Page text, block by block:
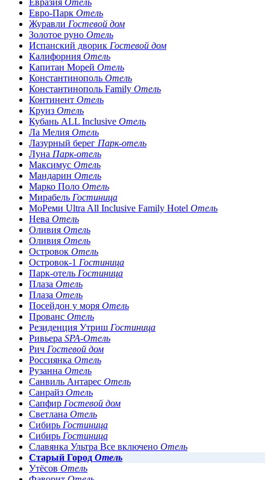
Евразия Отель
Евро-Парк Отель
Журавли Гостевой дом
Золотое руно Отель
Испанский дворик Гостевой дом
Калифорния Отель
Капитан Морей Отель
Константинополь Отель
Константинополь Family Отель
Континент Отель
Круиз Отель
Кубань ALL Inclusive Отель
Ла Мелия Отель
Лазурный берег Парк-отель
Луна Парк-отель
Максимус Отель
Мандарин Отель
Марко Поло Отель
Мирабель Гостиница
МоРеми Ultra All Inclusive Family Hotel Отель
Нева Отель
Оливия Отель
Оливия Отель
Островок Отель
Островок-1 Гостиница
Парк-отель Гостиница
Плаза Отель
Плаза Отель
Посейдон у моря Отель
Прованс Отель
Резиденция Утриш Гостиница
Ривьера SPA-Отель
Рич Гостевой дом
Россиянка Отель
Рузанна Отель
Санвиль Антарес Отель
Санрайз Отель
Сапфир Гостевой дом
Светлана Отель
Сибирь Гостиница
Сибирь Гостиница
Славянка Ультра Все включено Отель
Старый Город Отель
Утёсов Отель